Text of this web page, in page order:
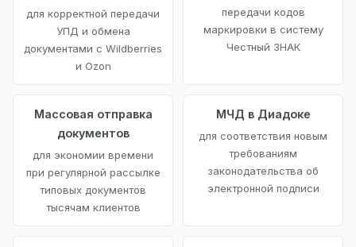
для корректной передачи
УПД и обмена
документами с Wildberries
и Ozon
передачи кодов
маркировки в систему
Честный ЗНАК
Массовая отправка
документов
для экономии времени
при регулярной рассылке
типовых документов
тысячам клиентов
МЧД в Диадоке
для соответствия новым
требованиям
законодательства об
электронной подписи